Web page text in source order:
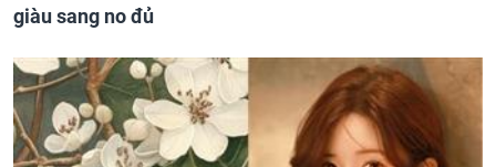
giàu sang no đủ